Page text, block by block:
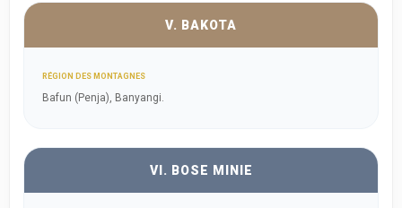
V. BAKOTA
RÉGION DES MONTAGNES
Bafun (Penja), Banyangi.
VI. BOSE MINIE